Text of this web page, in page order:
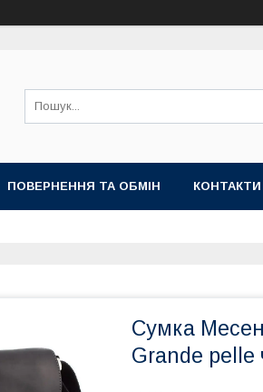
ПОВЕРНЕННЯ ТА ОБМІН КОНТАКТИ
Сумка
Grande pelle